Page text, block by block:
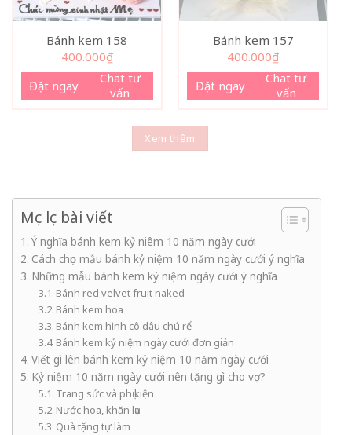
Bánh kem 158
400.000₫
Đặt ngay
Chat tư
vấn
Bánh kem 157
400.000₫
Đặt ngay
Chat tư
vấn
Xem thêm
Mục lục bài viết
Ý nghĩa bánh kem kỷ niêm 10 năm ngày cưới
Cách chọn mẫu bánh kỷ niệm 10 năm ngày cưới ý nghĩa
Những mẫu bánh kem kỷ niệm ngày cưới ý nghĩa
Bánh red velvet fruit naked
Bánh kem hoa
Bánh kem hình cô dâu chú rể
Bánh kem kỷ niệm ngày cưới đơn giản
Viết gì lên bánh kem kỷ niệm 10 năm ngày cưới
Kỷ niệm 10 năm ngày cưới nên tặng gì cho vợ?
Trang sức và phụ kiện
Nước hoa, khăn lụa
Quà tặng tự làm